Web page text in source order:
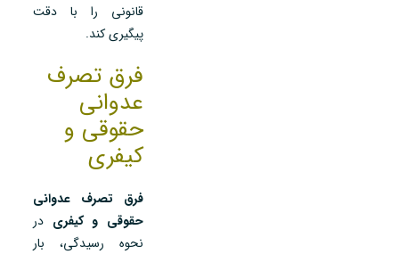
قانونی را با دقت
پیگیری کند.
فرق تصرف
عدوانی
حقوقی و
کیفری
فرق تصرف عدوانی
حقوقی و کیفری در
نحوه رسیدگی، بار